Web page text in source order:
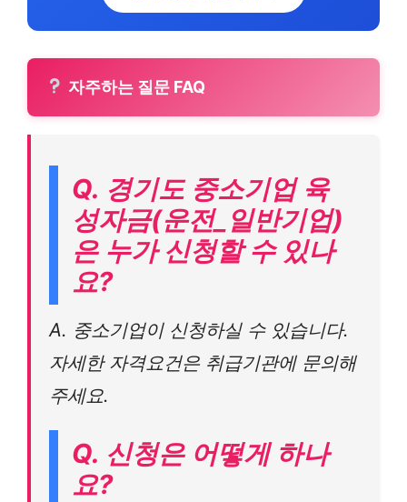
자주하는 질문 FAQ
Q. 경기도 중소기업 육
성자금(운전_일반기업)
은 누가 신청할 수 있나
요?
A. 중소기업이 신청하실 수 있습니다.
자세한 자격요건은 취급기관에 문의해
주세요.
Q. 신청은 어떻게 하나
요?